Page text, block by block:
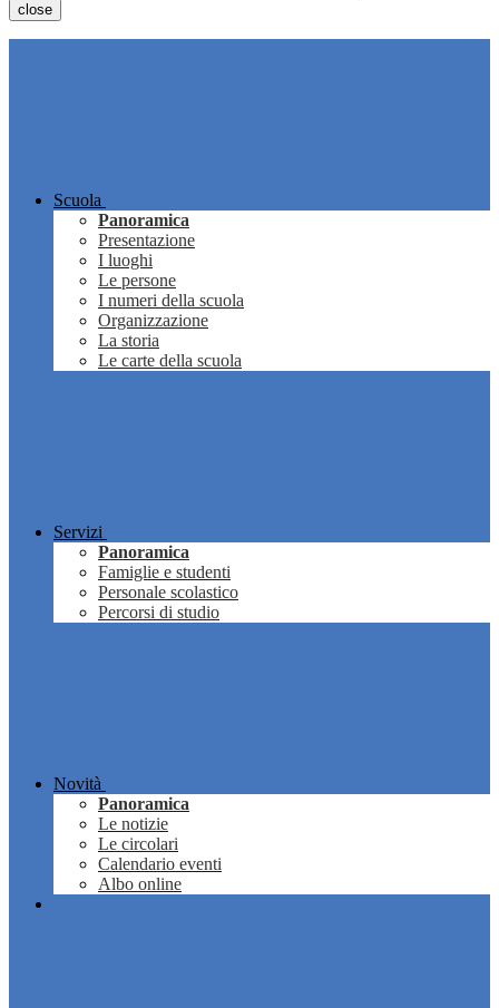
close
Scuola
Panoramica
Presentazione
I luoghi
Le persone
I numeri della scuola
Organizzazione
La storia
Le carte della scuola
Servizi
Panoramica
Famiglie e studenti
Personale scolastico
Percorsi di studio
Novità
Panoramica
Le notizie
Le circolari
Calendario eventi
Albo online